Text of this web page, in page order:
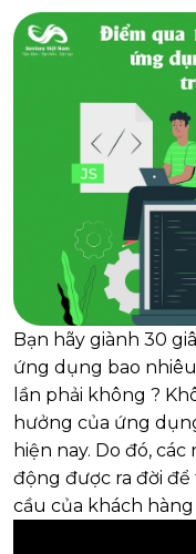
Bạn hãy giành 30
ứng dụng bao
lần phải không ?
hưởng của ứng
hiện nay. Do đó,
động được ra đời
cầu của khách